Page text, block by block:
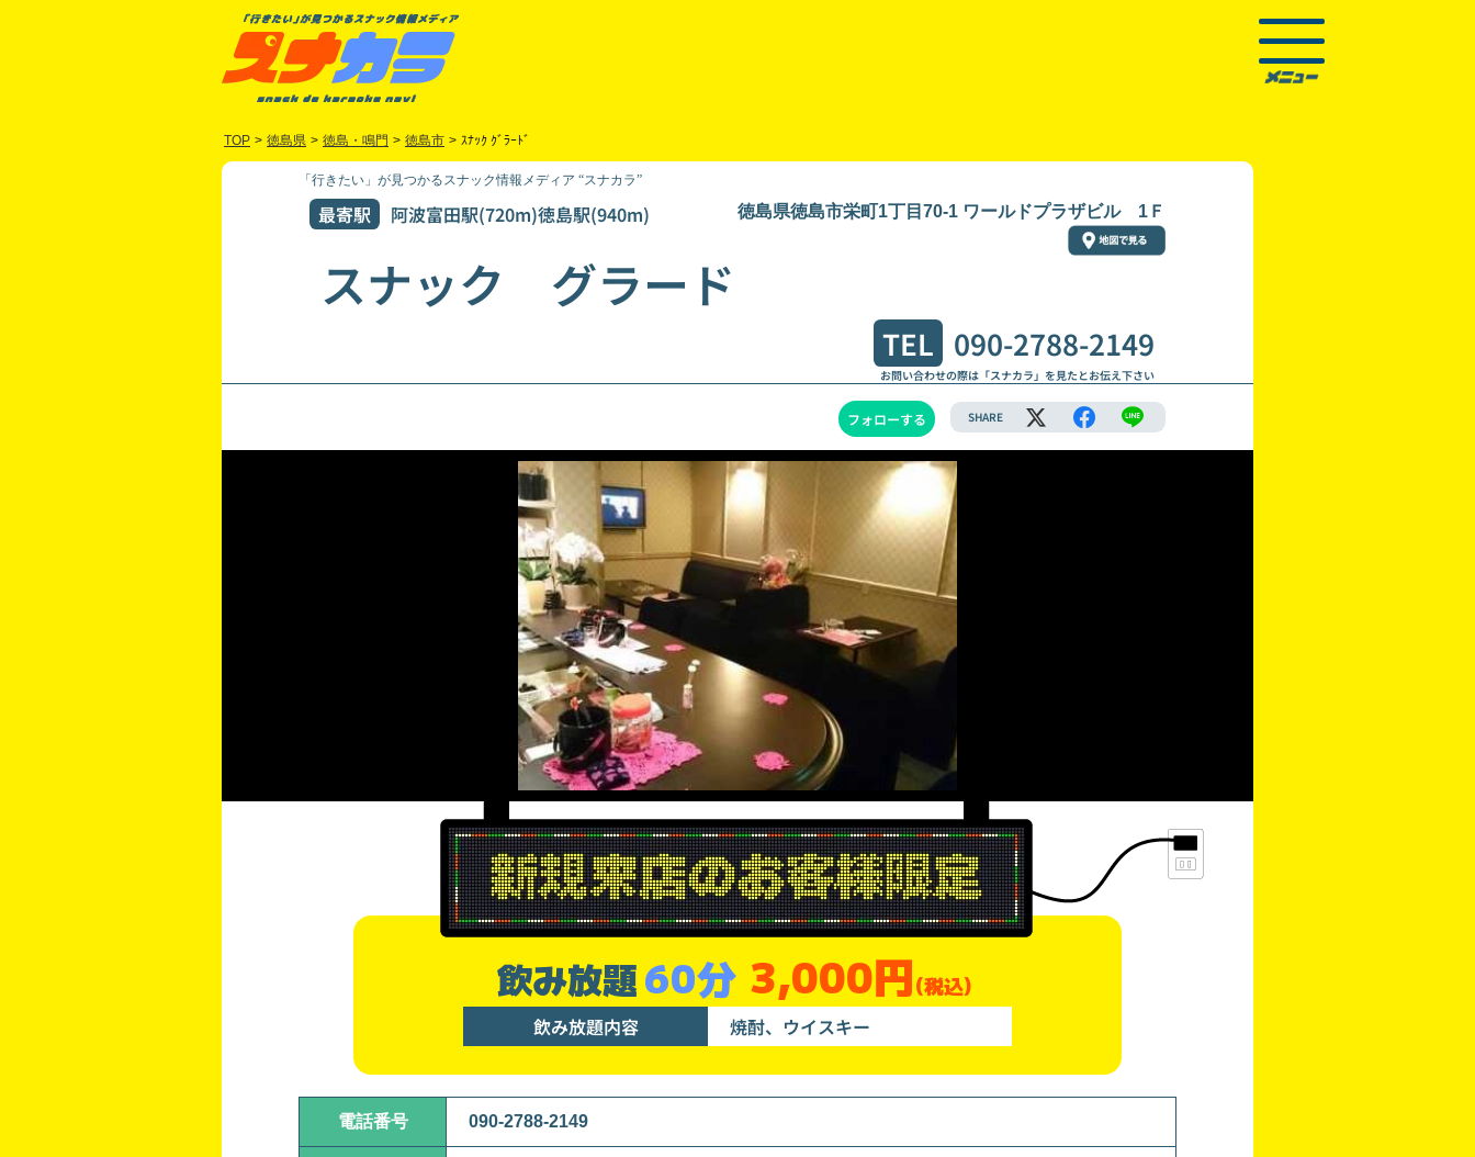
TOP > 徳島県 > 徳島・鳴門 > 徳島市 > ｽﾅｯｸ ｸﾞﾗｰﾄﾞ
「行きたい」が見つかるスナック情報メディア “スナカラ”
最寄駅 阿波富田駅(720m)徳島駅(940m) 徳島県徳島市栄町1丁目70-1 ワールドプラザビル 1Ｆ
スナック グラード
TEL 090-2788-2149
お問い合わせの際は「スナカラ」を見たとお伝え下さい
フォローする SHARE
飲み放題60分 3,000円(税込)
飲み放題内容 焼酎、ウイスキー
電話番号 090-2788-2149